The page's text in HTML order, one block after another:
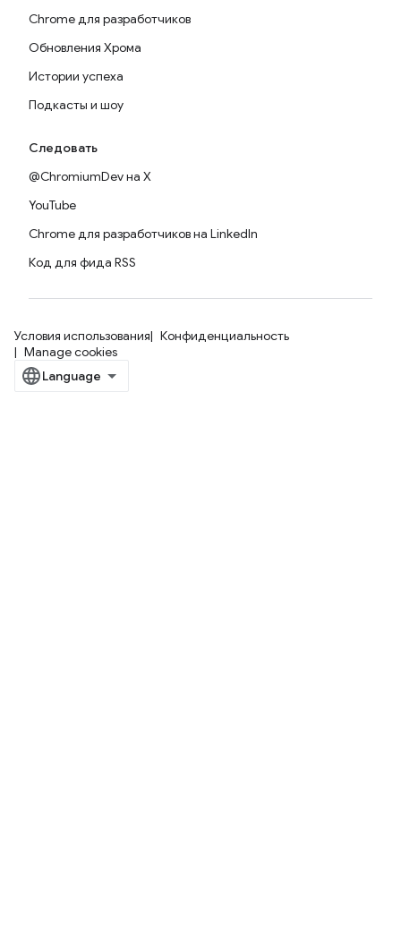
Chrome для разработчиков
Обновления Хрома
Истории успеха
Подкасты и шоу
Следовать
@ChromiumDev на X
YouTube
Chrome для разработчиков на LinkedIn
Код для фида RSS
Условия использования
Конфиденциальность
Manage cookies